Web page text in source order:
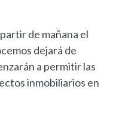
de mañana el
dejará de
a permitir las
inmobiliarios en